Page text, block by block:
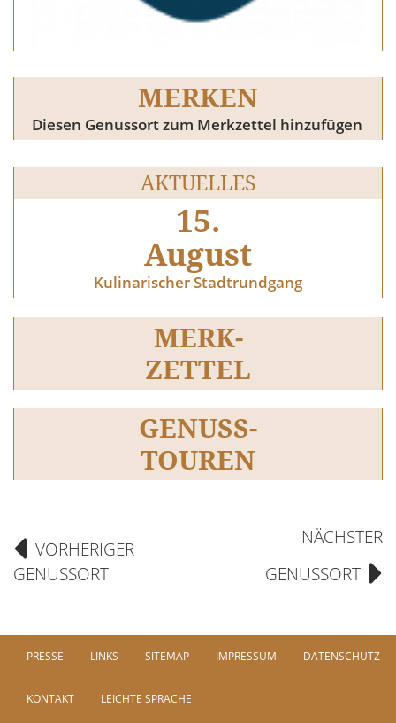
MERKEN
Diesen Genussort zum Merkzettel hinzufügen
AKTUELLES
15.
August
Kulinarischer Stadtrundgang
MERK-
ZETTEL
GENUSS-
TOUREN
VORHERIGER
GENUSSORT
NÄCHSTER
GENUSSORT
PRESSE LINKS SITEMAP IMPRESSUM DATENSCHUTZ
KONTAKT LEICHTE SPRACHE